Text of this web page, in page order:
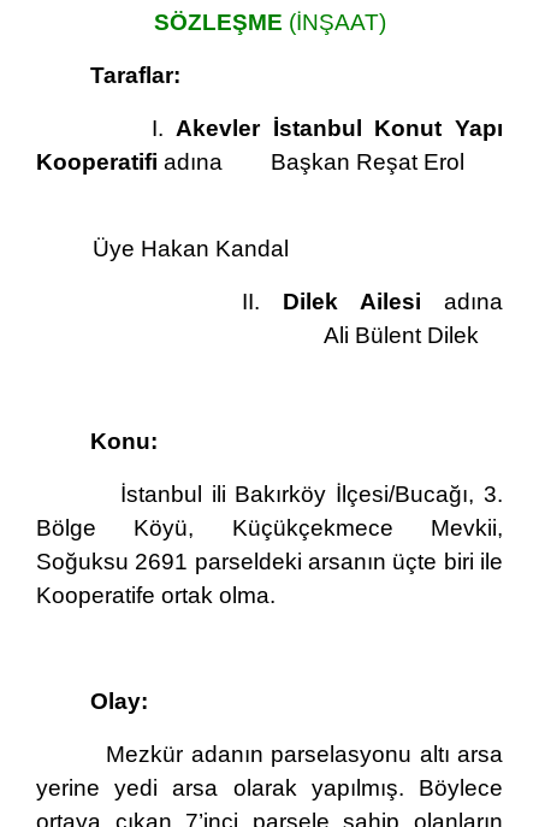
SÖZLEŞME (İNŞAAT)
Taraflar:
I. Akevler İstanbul Konut Yapı
Kooperatifi adına Başkan Reşat Erol
Üye Hakan Kandal
II. Dilek Ailesi adına
Ali Bülent Dilek
Konu:
İstanbul ili Bakırköy İlçesi/Bucağı, 3.
Bölge Köyü, Küçükçekmece Mevkii,
Soğuksu 2691 parseldeki arsanın üçte biri ile
Kooperatife ortak olma.
Olay:
Mezkür adanın parselasyonu altı arsa
yerine yedi arsa olarak yapılmış. Böylece
ortaya çıkan 7’inci parsele sahip olanların